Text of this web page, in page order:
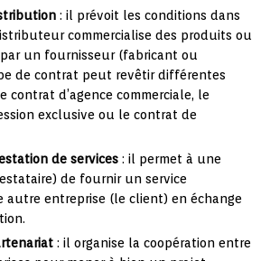
: il prévoit les conditions dans
commercialise des produits ou
un fournisseur (fabricant ou
de contrat peut revêtir différentes
contrat d’agence commerciale, le
exclusive ou le contrat de
de services : il permet à une
de fournir un service
autre entreprise (le client) en échange
: il organise la coopération entre